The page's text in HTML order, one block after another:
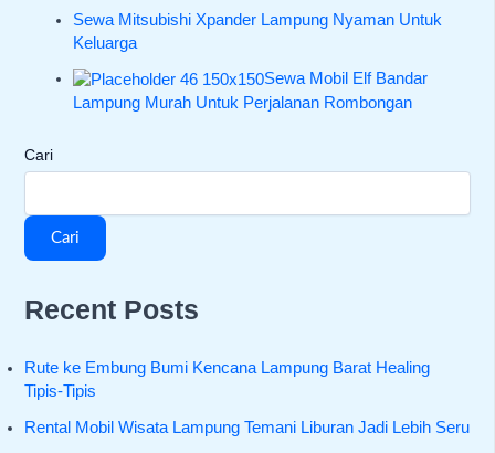
Sewa Mitsubishi Xpander Lampung Nyaman Untuk
Keluarga
Sewa Mobil Elf Bandar
Lampung Murah Untuk Perjalanan Rombongan
Cari
Cari
Recent Posts
Rute ke Embung Bumi Kencana Lampung Barat Healing
Tipis-Tipis
Rental Mobil Wisata Lampung Temani Liburan Jadi Lebih Seru